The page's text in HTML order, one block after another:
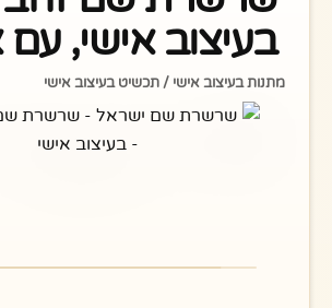
בעיצוב אישי, עם
מתנות בעיצוב אישי / תכשיט בעיצוב אישי